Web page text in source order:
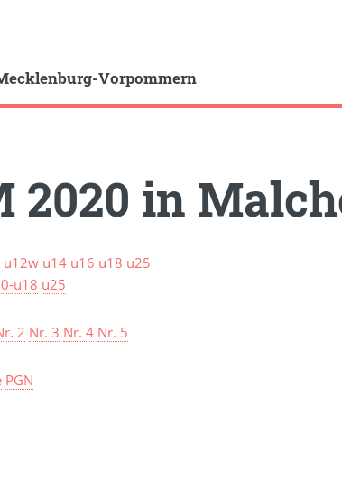
Vorpommern
2020 in
u12w u14 u16 u18 u25
u18 u25
2 Nr. 3 Nr. 4 Nr. 5
PGN